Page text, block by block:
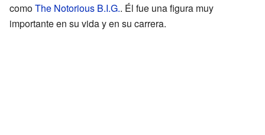
comoThe Notorious B.I.G.. Él fue una figura muy
importante en su vida y en su carrera.